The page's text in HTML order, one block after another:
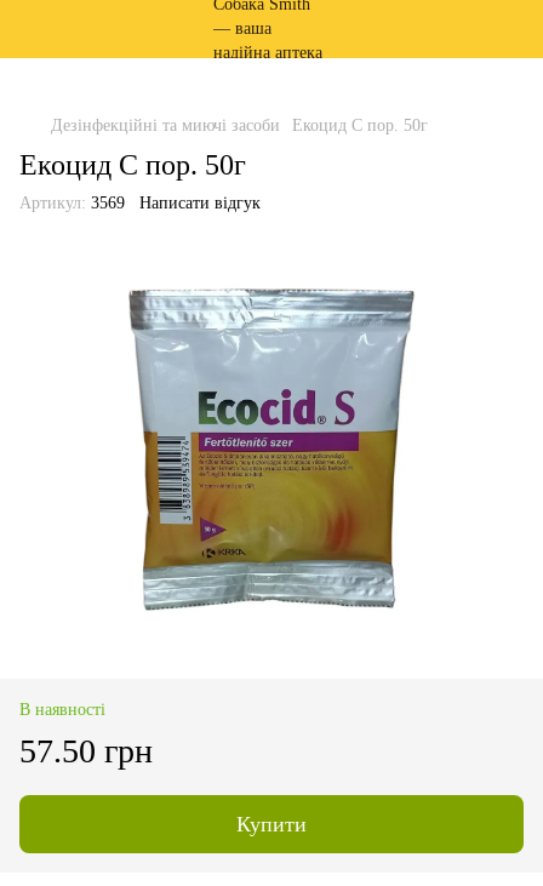
Дезінфекційні та миючі засоби Екоцид С пор. 50г
Екоцид С пор. 50г
Артикул: 3569 Написати відгук
В наявності
57.50 грн
Купити